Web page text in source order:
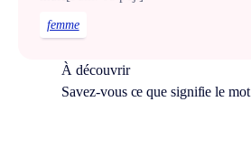
femme
À découvrir
Savez-vous ce que signifie le mot